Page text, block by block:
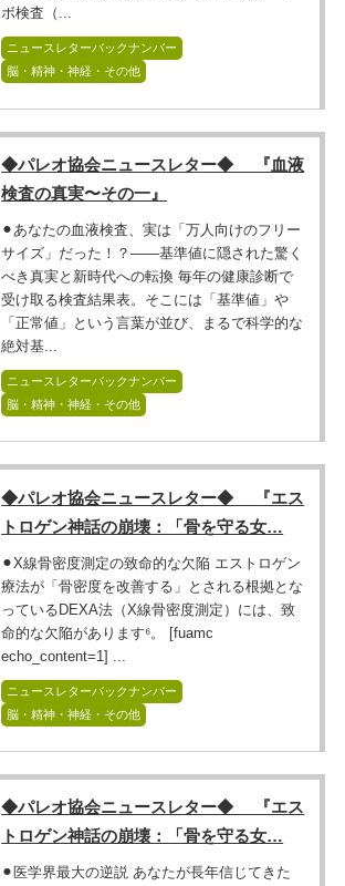
ボ検査（...
ニュースレターバックナンバー
脳・精神・神経・その他
◆パレオ協会ニュースレター◆ 『血液
検査の真実〜その一』
⚫︎あなたの血液検査、実は「万人向けのフリー
サイズ」だった！？――基準値に隠された驚く
べき真実と新時代への転換 毎年の健康診断で
受け取る検査結果表。そこには「基準値」や
「正常値」という言葉が並び、まるで科学的な
絶対基...
ニュースレターバックナンバー
脳・精神・神経・その他
◆パレオ協会ニュースレター◆ 『エス
トロゲン神話の崩壊：「骨を守る女…
⚫︎X線骨密度測定の致命的な欠陥 エストロゲン
療法が「骨密度を改善する」とされる根拠とな
っているDEXA法（X線骨密度測定）には、致
命的な欠陥があります⁶。 [fuamc
echo_content=1] ...
ニュースレターバックナンバー
脳・精神・神経・その他
◆パレオ協会ニュースレター◆ 『エス
トロゲン神話の崩壊：「骨を守る女…
⚫︎医学界最大の逆説 あなたが長年信じてきた